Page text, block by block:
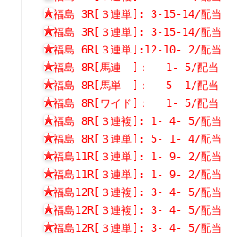
福島 3R[３連単]: 3-15-
福島 3R[３連単]: 3-15-
福島 6R[３連単]:12-10- 2/
福島 8R[馬連　]：　 1- 5/
福島 8R[馬単　]：　 5- 1/
福島 8R[ワイド]：　 1- 5/
福島 8R[３連複]: 1- 4- 5/
福島 8R[３連単]: 5- 1- 4/
福島11R[３連単]: 1- 9- 2/配当
福島11R[３連単]: 1- 9- 2/配当
福島12R[３連複]: 3- 4- 5/配当
福島12R[３連複]: 3- 4- 5/配当
福島12R[３連単]: 3- 4- 5/配当